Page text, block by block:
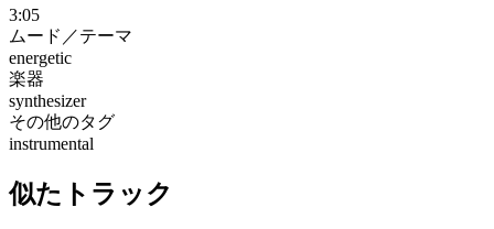
3:05
ムード／テーマ
energetic
楽器
synthesizer
その他のタグ
instrumental
似たトラック